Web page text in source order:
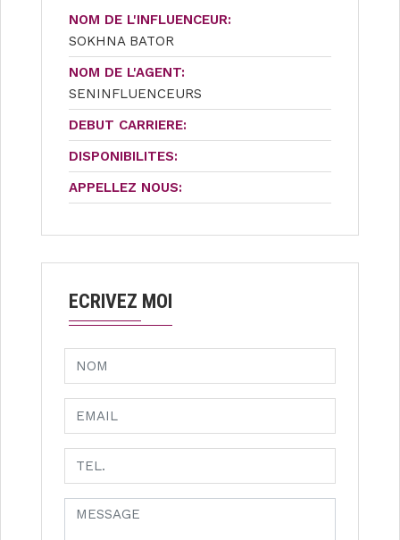
NOM DE L'INFLUENCEUR:
SOKHNA BATOR
NOM DE L'AGENT:
SENINFLUENCEURS
DEBUT CARRIERE:
DISPONIBILITES:
APPELLEZ NOUS:
ECRIVEZ MOI